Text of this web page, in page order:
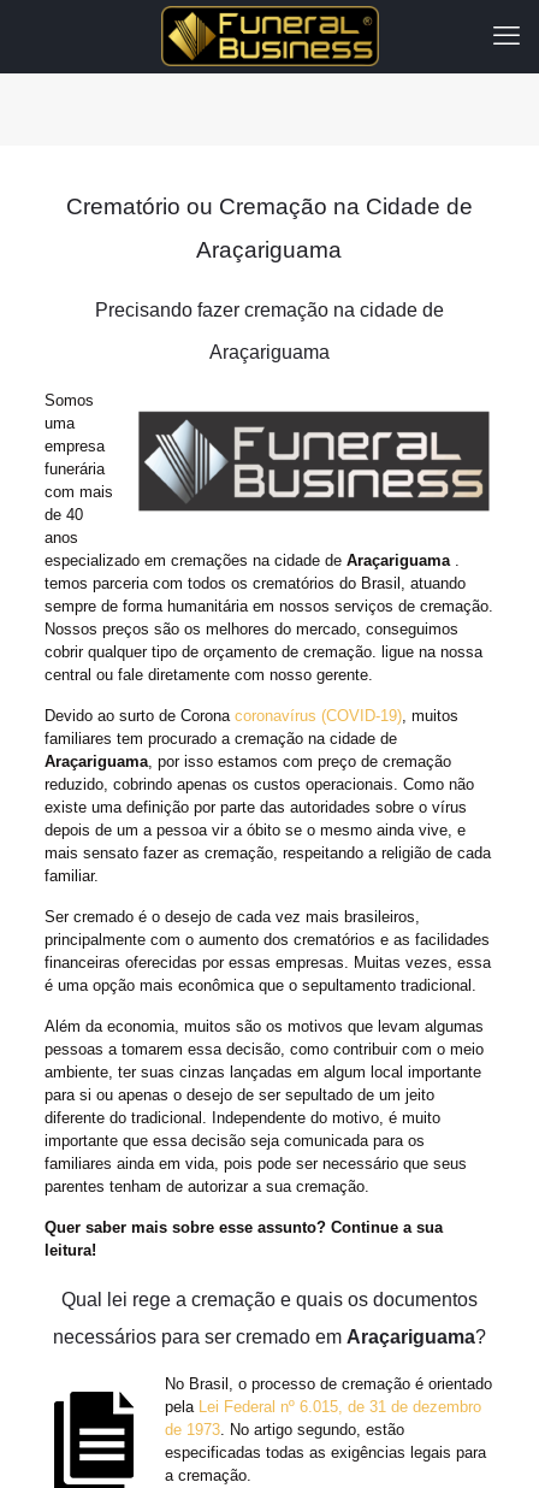
Crematório ou Cremação na Cidade de
Araçariguama
Precisando fazer cremação na cidade de
Araçariguama
Somos
uma
empresa
funerária
com mais
de 40
anos
especializado em cremações na cidade de Araçariguama.
temos parceria com todos os crematórios do Brasil, atuando
sempre de forma humanitária em nossos serviços de cremação.
Nossos preços são os melhores do mercado, conseguimos
cobrir qualquer tipo de orçamento de cremação. ligue na nossa
central ou fale diretamente com nosso gerente.
Devido ao surto de Corona coronavírus (COVID-19), muitos
familiares tem procurado a cremação na cidade de
Araçariguama, por isso estamos com preço de cremação
reduzido, cobrindo apenas os custos operacionais. Como não
existe uma definição por parte das autoridades sobre o vírus
depois de um a pessoa vir a óbito se o mesmo ainda vive, e
mais sensato fazer as cremação, respeitando a religião de cada
familiar.
Ser cremado é o desejo de cada vez mais brasileiros,
principalmente com o aumento dos crematórios e as facilidades
financeiras oferecidas por essas empresas. Muitas vezes, essa
é uma opção mais econômica que o sepultamento tradicional.
Além da economia, muitos são os motivos que levam algumas
pessoas a tomarem essa decisão, como contribuir com o meio
ambiente, ter suas cinzas lançadas em algum local importante
para si ou apenas o desejo de ser sepultado de um jeito
diferente do tradicional. Independente do motivo, é muito
importante que essa decisão seja comunicada para os
familiares ainda em vida, pois pode ser necessário que seus
parentes tenham de autorizar a sua cremação.
Quer saber mais sobre esse assunto? Continue a sua
leitura!
Qual lei rege a cremação e quais os documentos
necessários para ser cremado em Araçariguama?
No Brasil, o processo de cremação é orientado
pela Lei Federal nº 6.015, de 31 de dezembro
de 1973. No artigo segundo, estão
especificadas todas as exigências legais para
a cremação.